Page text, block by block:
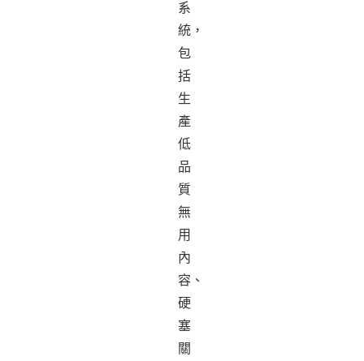
系
統，
包
括
生
產
低
品
質
無
用
內
容、
硬
塞
關